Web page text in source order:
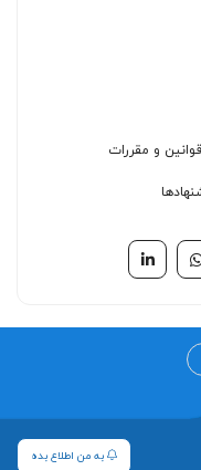
به من اطلاع بده
قوانین و مقررات
خرید تخصصی در حوزه
از سال ۱۳۹۹ فعالیت خود را آغاز کرده است. چشم انداز